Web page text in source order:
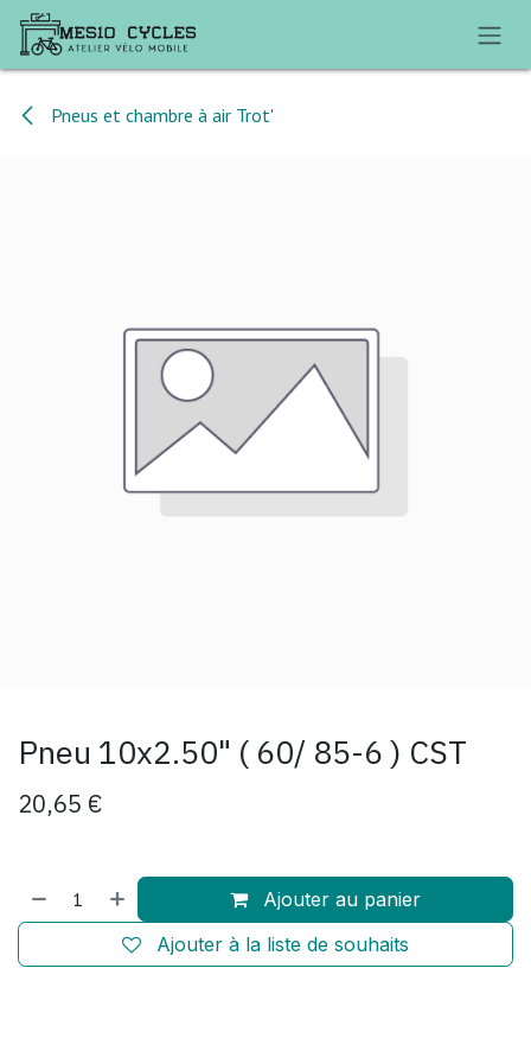
Se rendre au contenu
Pneus et chambre à air Trot'
Pneu 10x2.50" ( 60/ 85-6 ) CST
20,65 €
Ajouter au panier
Ajouter à la liste de souhaits